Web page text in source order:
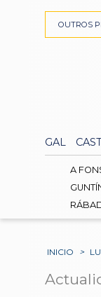
GAL
OUTROS
A
INICIO >